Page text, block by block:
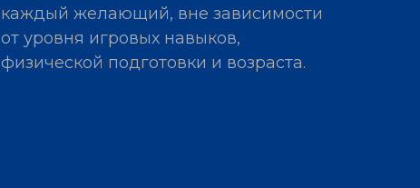
каждый желающий, вне зависимости
от уровня игровых навыков,
физической подготовки и возраста.